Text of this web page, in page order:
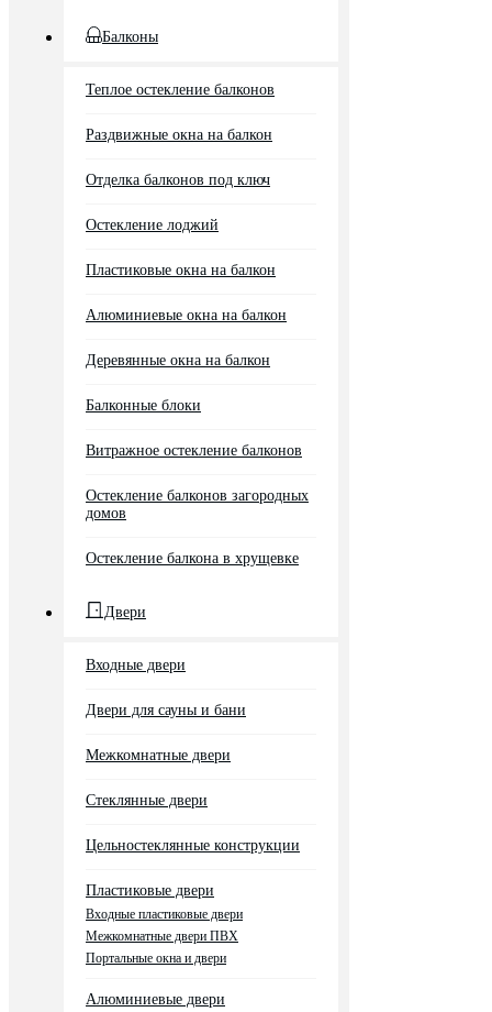
Балконы
Теплое остекление балконов
Раздвижные окна на балкон
Отделка балконов под ключ
Остекление лоджий
Пластиковые окна на балкон
Алюминиевые окна на балкон
Деревянные окна на балкон
Балконные блоки
Витражное остекление балконов
Остекление балконов загородных
домов
Остекление балкона в хрущевке
Двери
Входные двери
Двери для сауны и бани
Межкомнатные двери
Стеклянные двери
Цельностеклянные конструкции
Пластиковые двери
Входные пластиковые двери
Межкомнатные двери ПВХ
Портальные окна и двери
Алюминиевые двери